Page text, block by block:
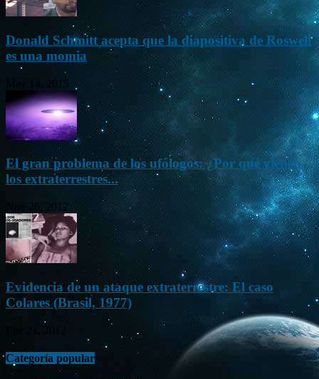
Donald Schmitt acepta que la diapositiva de Roswell
es una momia
May 14, 2015
El gran problema de los ufólogos: ¿Por qué vienen
los extraterrestres...
Nov 26, 2012
Evidencia de un ataque extraterrestre: El caso
Colares (Brasil, 1977)
Categoría popular